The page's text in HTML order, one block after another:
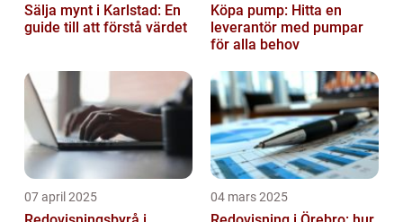
Sälja mynt i Karlstad: En
guide till att förstå värdet
Köpa pump: Hitta en
leverantör med pumpar
för alla behov
07 april 2025 04 mars 2025